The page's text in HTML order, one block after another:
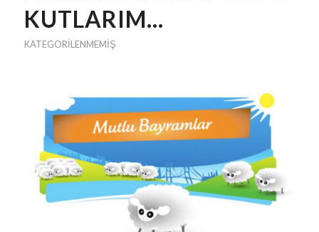
KUTLARIM…
KATEGORILENMEMIŞ